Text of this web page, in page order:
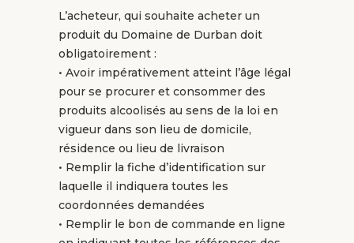
L’acheteur, qui souhaite acheter un
produit du Domaine de Durban doit
obligatoirement :
• Avoir impérativement atteint l’âge légal
pour se procurer et consommer des
produits alcoolisés au sens de la loi en
vigueur dans son lieu de domicile,
résidence ou lieu de livraison
• Remplir la fiche d’identification sur
laquelle il indiquera toutes les
coordonnées demandées
• Remplir le bon de commande en ligne